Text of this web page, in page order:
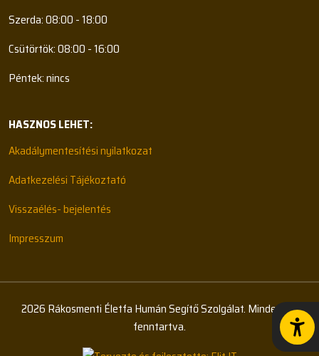
Szerda: 08:00 - 18:00
Csütörtök: 08:00 - 16:00
Péntek: nincs
HASZNOS LEHET:
Akadálymentesítési nyilatkozat
Adatkezelési Tájékoztató
Visszaélés- bejelentés
Impresszum
2026 Rákosmenti Életfa Humán Segítő Szolgálat. Minden jog
fenntartva.